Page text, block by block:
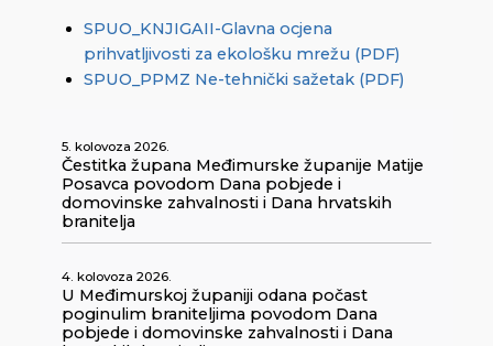
SPUO_KNJIGAII-Glavna ocjena
prihvatljivosti za ekološku mrežu (PDF)
SPUO_PPMZ Ne-tehnički sažetak (PDF)
5. kolovoza 2026.
Čestitka župana Međimurske županije Matije
Posavca povodom Dana pobjede i
domovinske zahvalnosti i Dana hrvatskih
branitelja
4. kolovoza 2026.
U Međimurskoj županiji odana počast
poginulim braniteljima povodom Dana
pobjede i domovinske zahvalnosti i Dana